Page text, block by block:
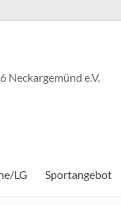
Neckargemünd e.V.
LG Sportangebot